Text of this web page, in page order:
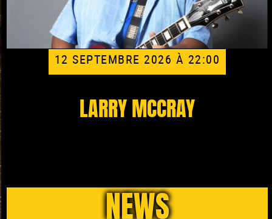
12 SEPTEMBRE 2026 À 22:00
LARRY MCCRAY
NEWS